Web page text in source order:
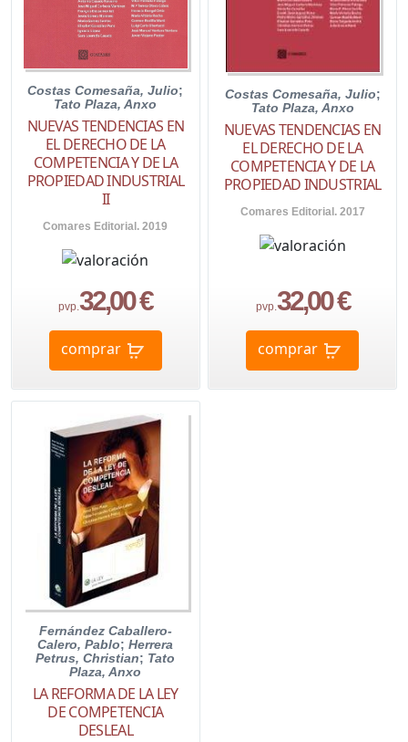
Costas Comesaña, Julio;
Tato Plaza, Anxo
NUEVAS TENDENCIAS EN
EL DERECHO DE LA
COMPETENCIA Y DE LA
PROPIEDAD INDUSTRIAL
II
Comares Editorial. 2019
pvp.32,00 €
comprar
Costas Comesaña, Julio;
Tato Plaza, Anxo
NUEVAS TENDENCIAS EN
EL DERECHO DE LA
COMPETENCIA Y DE LA
PROPIEDAD INDUSTRIAL
Comares Editorial. 2017
pvp. 32,00 €
comprar
Fernández Caballero-
Calero, Pablo;Herrera
Petrus, Christian; Tato
Plaza, Anxo
LA REFORMA DE LA LEY
DE COMPETENCIA
DESLEAL